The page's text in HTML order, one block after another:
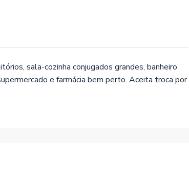
sala-cozinha conjugados grandes, banheiro
e farmácia bem perto. Aceita troca por